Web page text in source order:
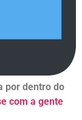
por dentro do
com a gente